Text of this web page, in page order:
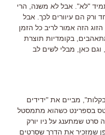
"לא". אבל לא משנה, הרי
ורק הם עיוורים לכך. אבל
הזה אמור לריב כל הזמן
בקומדיות תוצרת
וגם כאן, מבלי לשים לב
מביים את "ידידים
בספרינט כשהוא מתמסטל
סרט שמתענג על ניו יורק
שמזכיר את הדרך שסרטים